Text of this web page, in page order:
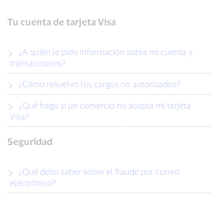
Tu cuenta de tarjeta Visa
transacciones?
¿Cómo resuelvo los cargos no autorizados?
Visa?
Seguridad
electrónico?